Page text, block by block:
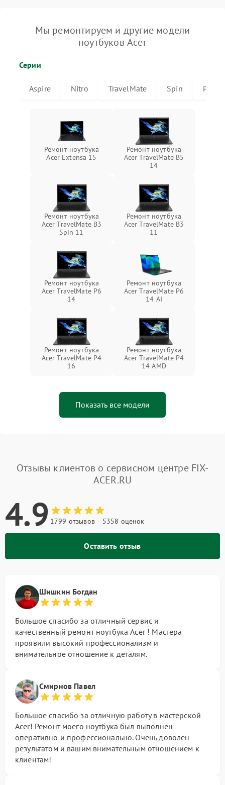
Мы ремонтируем и другие модели
ноутбуков Acer
Серии
Aspire Nitro TravelMate Spin
Ремонт ноутбука
Acer Extensa 15
Ремонт ноутбука
Acer TravelMate B5
14
Ремонт ноутбука
Acer TravelMate B3
Spin 11
Ремонт ноутбука
Acer TravelMate B3
11
Ремонт ноутбука
Acer TravelMate P6
14
Ремонт ноутбука
Acer TravelMate P6
14 AI
Ремонт ноутбука
Acer TravelMate P4
16
Ремонт ноутбука
Acer TravelMate P4
14 AMD
Показать все модели
Отзывы клиентов о сервисном центре FIX-
ACER.RU
4.9 1799 отзывов 5358 оценок
Оставить отзыв
Шишкин Богдан
Большое спасибо за отличный сервис и
качественный ремонт ноутбука Acer ! Мастера
проявили высокий профессионализм и
внимательное отношение к деталям.
Смирнов Павел
Большое спасибо за отличную работу в мастерской
Acer! Ремонт моего ноутбука был выполнен
оперативно и профессионально. Очень доволен
результатом и вашим внимательным отношением к
клиентам!